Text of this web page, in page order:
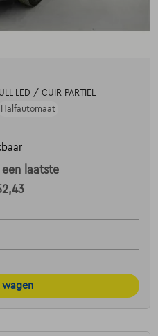
LED / CUIR PARTIEL
Halfautomaat
laatste
wagen